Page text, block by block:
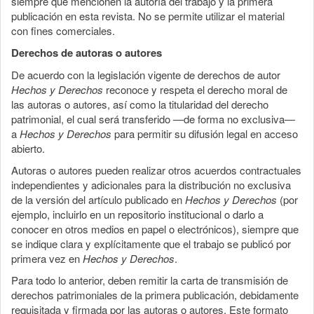
publicación en esta revista. No se permite utilizar el material
con fines comerciales.
Derechos de autoras o autores
De acuerdo con la legislación vigente de derechos de autor
Hechos y Derechos reconoce y respeta el derecho moral de
las autoras o autores, así como la titularidad del derecho
patrimonial, el cual será transferido —de forma no exclusiva—
aHechos y Derechos para permitir su difusión legal en acceso
abierto.
Autoras o autores pueden realizar otros acuerdos contractuales
independientes y adicionales para la distribución no exclusiva
de la versión del artículo publicado enHechos y Derechos (por
ejemplo, incluirlo en un repositorio institucional o darlo a
conocer en otros medios en papel o electrónicos), siempre que
se indique clara y explícitamente que el trabajo se publicó por
primera vez enHechos y Derechos.
Para todo lo anterior, deben remitir la carta de transmisión de
derechos patrimoniales de la primera publicación, debidamente
requisitada y firmada por las autoras o autores. Este formato